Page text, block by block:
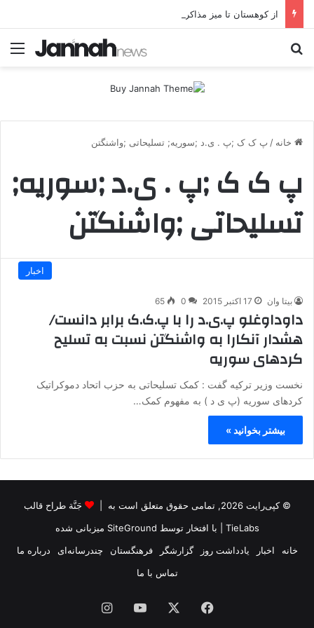
از کوهستان تا میز مذاکره؛ پژاک یک‌شبه «دموکرات» شد!
خانه / پ ک ک ;پ . ی.د ;سوریه; تسلیحاتی ;واشنگتن
پ ک ک ;پ . ی.د ;سوریه;
تسلیحاتی ;واشنگتن
اخبار
بیتا وان 17 اکتبر 2015 0
65
داوداوغلو پ.ی.د را با پ.ک.ک برابر دانست/
هشدار آنکارا به واشنگتن نسبت به تسلیح
کردهای سوریه
نخست وزیر ترکیه گفت : کمک تسلیحاتی به حزب اتحاد دموکراتیک
کردهای سوریه (‌پ ی د ) به مفهوم کمک…
بیشتر بخوانید »
© کپی‌رایت 2026, تمامی حقوق متعلق است به |
جَنَّة طراح قالب
TieLabs | با افتخار توسط SiteGround میزبانی شده
خانه
اخبار یادداشت روز گزارشگر فرهنگستان چندرسانه‌ای
درباره ما
تماس با ما
فیس یوتیوب